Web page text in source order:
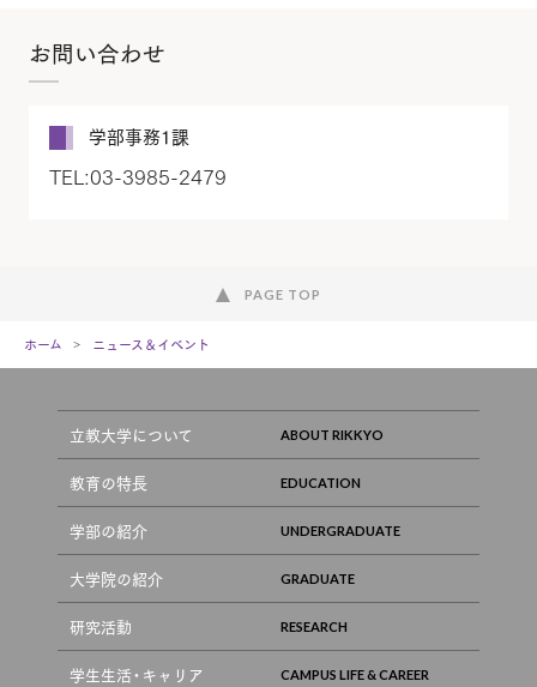
お問い合わせ
学部事務1課
TEL:03-3985-2479
PAGE TOP
ホーム ニュース＆イベント
立教大学について
教育の特長
学部の紹介
大学院の紹介
研究活動
学生生活・キャリア